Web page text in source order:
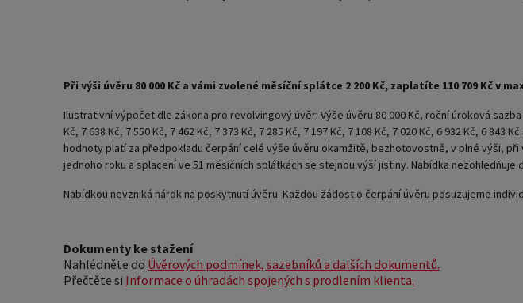
Při výši úvěru 80 000 Kč a vámi zvolené měsíční splátce 2 200 Kč, zaplatíte 110 709 Kč
Ilustrativní výpočet dle zákona pro revolvingový úvěr: Výše úvěru 80 000 Kč, roční úroková
Kč, 7 638 Kč, 7 550 Kč, 7 462 Kč, 7 373 Kč, 7 285 Kč, 7 197 Kč, 7 108 Kč, 7 020 Kč, 6 932 Kč, 6
hodnoty platí za předpokladu čerpání celé výše úvěru okamžitě, bezhotovostně, v plné výši,
jednoho roku a splacení ve 51 měsíčních splátkách se stejnou výší jistiny. Nabídka
Nabídkou nevzniká nárok na poskytnutí úvěru. Každou žádost o čerpání úvěru posuzujeme
Dokumenty ke stažení
Nahlédněte do Úvěrových podmínek, sazebníků a dalších dokumentů.
Přečtěte si Informace o úhradách spojených s prodlením klienta.